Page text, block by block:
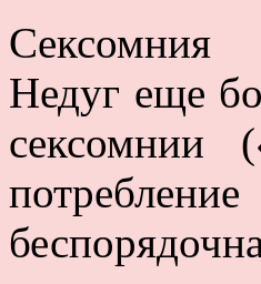
Сексомния
Недуг еще
сексомнии